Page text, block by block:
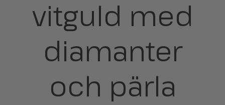
vitguld med
diamanter
och pärla